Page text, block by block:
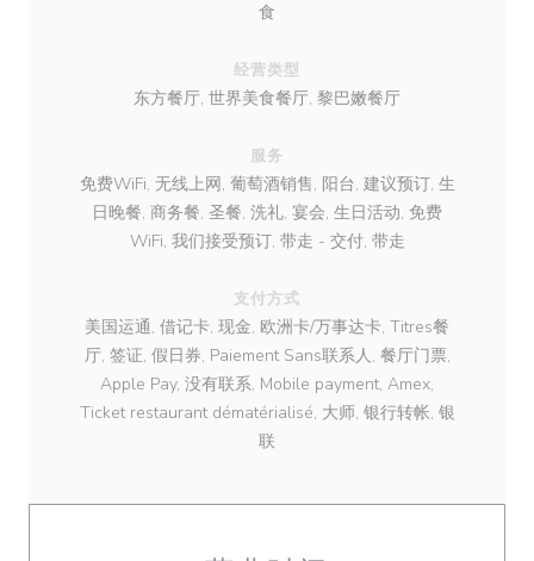
食
经营类型
东方餐厅, 世界美食餐厅, 黎巴嫩餐厅
服务
免费WiFi, 无线上网, 葡萄酒销售, 阳台, 建议预订, 生
日晚餐, 商务餐, 圣餐, 洗礼, 宴会, 生日活动, 免费
WiFi, 我们接受预订, 带走 - 交付, 带走
支付方式
美国运通, 借记卡, 现金, 欧洲卡/万事达卡, Titres餐
厅, 签证, 假日券, Paiement Sans联系人, 餐厅门票,
Apple Pay, 没有联系, Mobile payment, Amex,
Ticket restaurant dématérialisé, 大师, 银行转帐, 银
联